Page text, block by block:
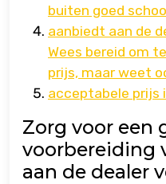
buiten goed
aanbiedt aan de
Wees bereid om
prijs, maar weet
acceptabele prijs
Zorg voor een
voorbereiding
aan de dealer